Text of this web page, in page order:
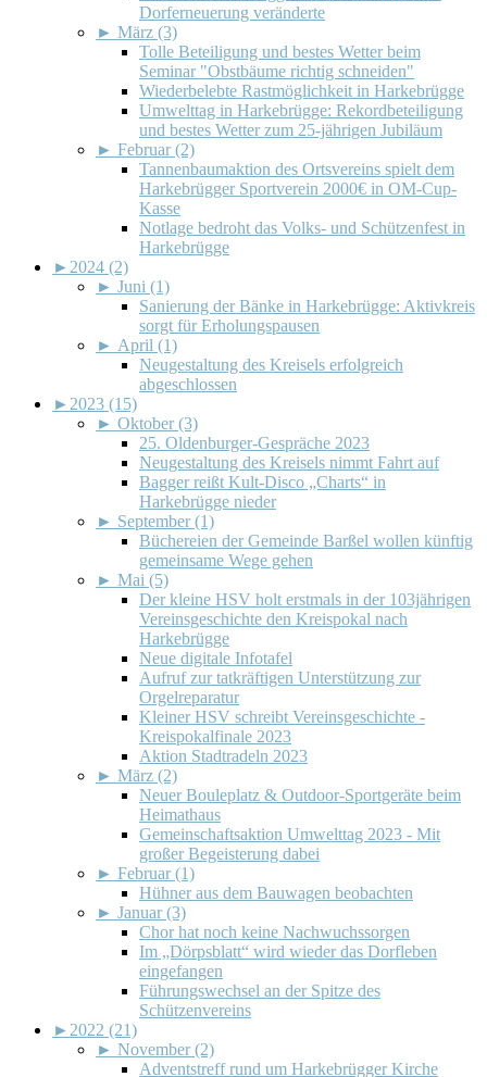
Dorferneuerung veränderte
► März (3)
Tolle Beteiligung und bestes Wetter beim
Seminar "Obstbäume richtig schneiden"
Wiederbelebte Rastmöglichkeit in Harkebrügge
Umwelttag in Harkebrügge: Rekordbeteiligung
und bestes Wetter zum 25-jährigen Jubiläum
► Februar (2)
Tannenbaumaktion des Ortsvereins spielt dem
Harkebrügger Sportverein 2000€ in OM-Cup-
Kasse
Notlage bedroht das Volks- und Schützenfest in
Harkebrügge
► 2024 (2)
► Juni (1)
Sanierung der Bänke in Harkebrügge: Aktivkreis
sorgt für Erholungspausen
► April (1)
Neugestaltung des Kreisels erfolgreich
abgeschlossen
► 2023 (15)
► Oktober (3)
25. Oldenburger-Gespräche 2023
Neugestaltung des Kreisels nimmt Fahrt auf
Bagger reißt Kult-Disco „Charts“ in
Harkebrügge nieder
► September (1)
Büchereien der Gemeinde Barßel wollen künftig
gemeinsame Wege gehen
► Mai (5)
Der kleine HSV holt erstmals in der 103jährigen
Vereinsgeschichte den Kreispokal nach
Harkebrügge
Neue digitale Infotafel
Aufruf zur tatkräftigen Unterstützung zur
Orgelreparatur
Kleiner HSV schreibt Vereinsgeschichte -
Kreispokalfinale 2023
Aktion Stadtradeln 2023
► März (2)
Neuer Bouleplatz & Outdoor-Sportgeräte beim
Heimathaus
Gemeinschaftsaktion Umwelttag 2023 - Mit
großer Begeisterung dabei
► Februar (1)
Hühner aus dem Bauwagen beobachten
► Januar (3)
Chor hat noch keine Nachwuchssorgen
Im „Dörpsblatt“ wird wieder das Dorfleben
eingefangen
Führungswechsel an der Spitze des
Schützenvereins
► 2022 (21)
► November (2)
Adventstreff rund um Harkebrügger Kirche